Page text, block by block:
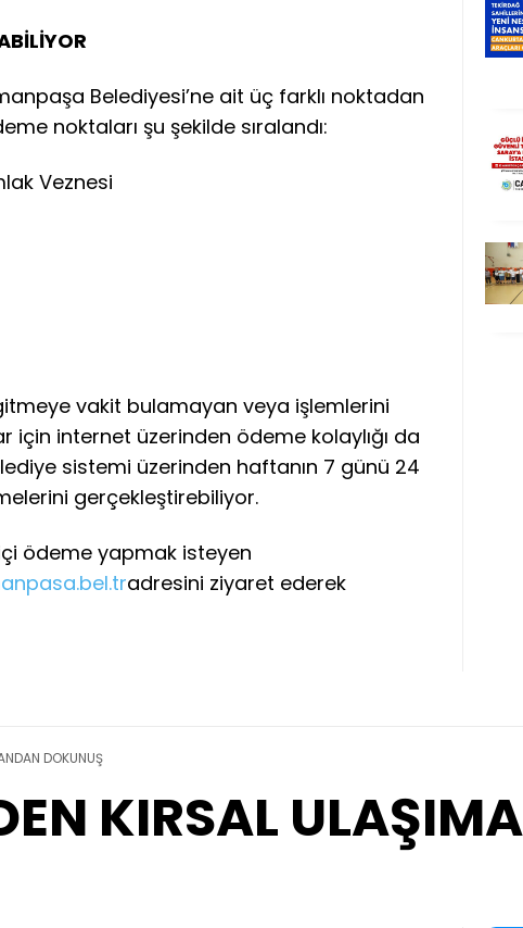
Belediyesi’ne ait üç farklı noktadan
noktaları şu şekilde sıralandı:
Veznesi
vakit bulamayan veya işlemlerini
internet üzerinden ödeme kolaylığı da
sistemi üzerinden haftanın 7 günü 24
gerçekleştirebiliyor.
ödeme yapmak isteyen
adresini ziyaret ederek
DOKUNUŞ
KIRSAL